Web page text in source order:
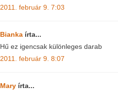
2011. február 9. 7:03
Bianka írta...
Hű ez igencsak különleges darab
2011. február 9. 8:07
Mary írta...